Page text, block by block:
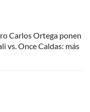
Carlos Ortega ponen
vs. Once Caldas: más